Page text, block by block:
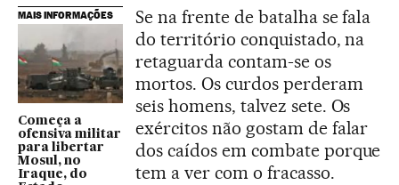
MAIS INFORMAÇÕES
Começa a
ofensiva militar
para libertar
Mosul, no
Iraque, do
Se na frente de batalha se fala
do território conquistado, na
retaguarda contam-se os
mortos. Os curdos perderam
seis homens, talvez sete. Os
exércitos não gostam de falar
dos caídos em combate porque
tem a ver com o fracasso.